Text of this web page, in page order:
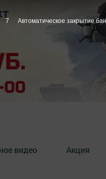
видео Акция
6 Автоматическое закрытие